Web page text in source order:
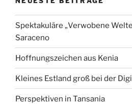
Spektakuläre „Verwobene
Saraceno
Hoffnungszeichen aus Kenia
Kleines Estland groß bei der
Perspektiven in Tansania